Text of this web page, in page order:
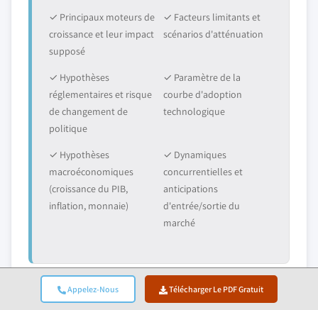
Appelez-Nous Télécharger Le PDF Gratuit
✓ Principaux moteurs de
croissance et leur impact
supposé
✓ Facteurs limitants et
scénarios d'atténuation
✓ Hypothèses
réglementaires et risque
de changement de
politique
✓ Paramètre de la
courbe d'adoption
technologique
✓ Hypothèses
macroéconomiques
(croissance du PIB,
inflation, monnaie)
✓ Dynamiques
concurrentielles et
anticipations
d'entrée/sortie du
marché